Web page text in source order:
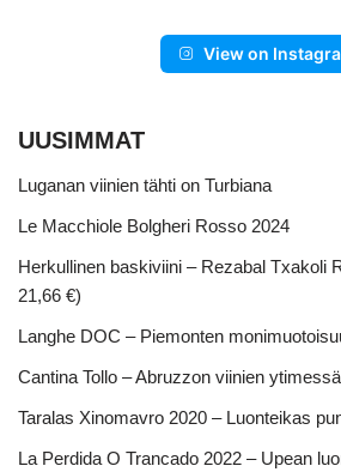
View on
UUSIMMAT
Luganan viinien tähti on Turbiana
Le Macchiole Bolgheri Rosso 2024
Herkullinen baskiviini – Rezabal Txakoli
21,66 €)
Langhe DOC – Piemonten
Cantina Tollo – Abruzzon viinien ytimessä
Taralas Xinomavro 2020 – Luonteikas
La Perdida O Trancado 2022 – Upean